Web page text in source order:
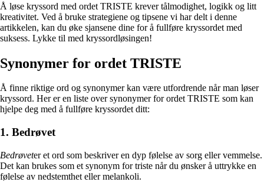
Å løse kryssord med ordet TRISTE krever tålmodighet, logikk og litt
kreativitet. Ved å bruke strategiene og tipsene vi har delt i denne
artikkelen, kan du øke sjansene dine for å fullføre kryssordet med
suksess. Lykke til med kryssordløsingen!
Synonymer for ordet TRISTE
Å finne riktige ord og synonymer kan være utfordrende når man løser
kryssord. Her er en liste over synonymer for ordet TRISTE som kan
hjelpe deg med å fullføre kryssordet ditt:
1. Bedrøvet
Bedrøveter et ord som beskriver en dyp følelse av sorg eller vemmelse.
Det kan brukes som et synonym for triste når du ønsker å uttrykke en
følelse av nedstemthet eller melankoli.